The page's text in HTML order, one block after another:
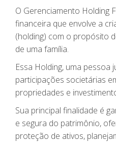
O Gerenciamento Holding
financeira que envolve a
(holding) com o propósito
de uma família.
Essa Holding, uma pessoa
participações societárias
propriedades e
Sua principal finalidade é
e segura do patrimônio,
proteção de ativos,